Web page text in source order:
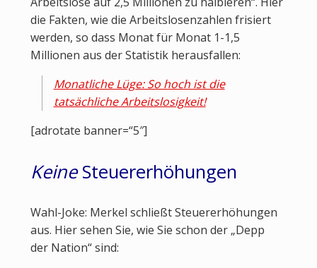
die Fakten, wie die Arbeitslosenzahlen frisiert
werden, so dass Monat für Monat 1-1,5
Millionen aus der Statistik herausfallen:
Monatliche Lüge: So hoch ist die
tatsächliche Arbeitslosigkeit!
[adrotate banner=“5″]
KeineSteuererhöhungen
Wahl-Joke: Merkel schließt Steuererhöhungen
aus. Hier sehen Sie, wie Sie schon der „Depp
der Nation“ sind: